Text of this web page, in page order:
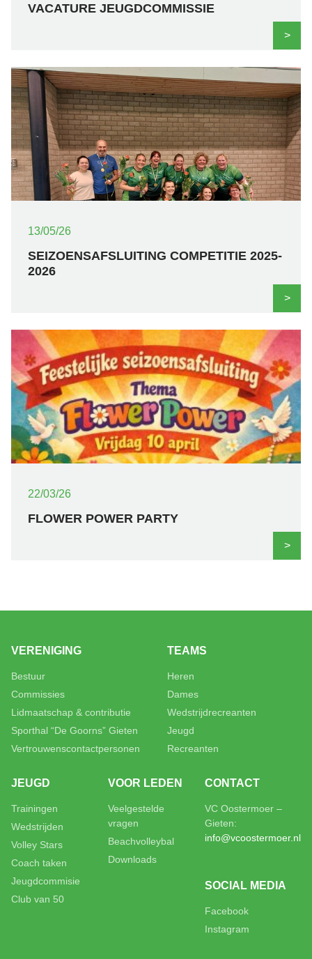
VACATURE JEUGDCOMMISSIE
>
13/05/26
SEIZOENSAFSLUITING COMPETITIE 2025-
2026
>
22/03/26
FLOWER POWER PARTY
>
VERENIGING
Bestuur
Commissies
Lidmaatschap & contributie
Sporthal “De Goorns” Gieten
Vertrouwenscontactpersonen
TEAMS
Heren
Dames
Wedstrijdrecreanten
Jeugd
Recreanten
JEUGD
Trainingen
Wedstrijden
Volley Stars
Coach taken
Jeugdcommisie
Club van 50
VOOR LEDEN
Veelgestelde
vragen
Beachvolleybal
Downloads
CONTACT
VC Oostermoer –
Gieten:
info@vcoostermoer.nl
SOCIAL MEDIA
Facebook
Instagram